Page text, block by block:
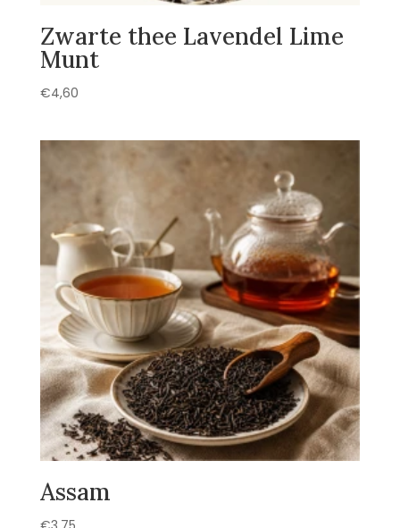
Zwarte thee Lavendel Lime
Munt
€4,60
Assam